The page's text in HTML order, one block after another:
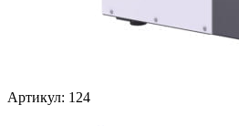
Артикул: 124